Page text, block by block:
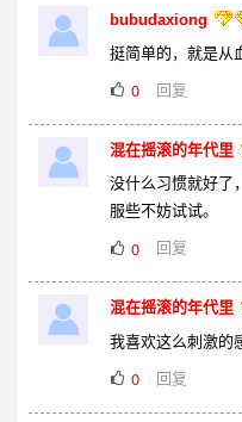
bubudaxiong
挺简单的，就是从
0
回复
混在摇滚的年代里
没什么习惯就好了
服些不妨试试。
0
回复
混在摇滚的年代里
我喜欢这么刺激的
0
回复